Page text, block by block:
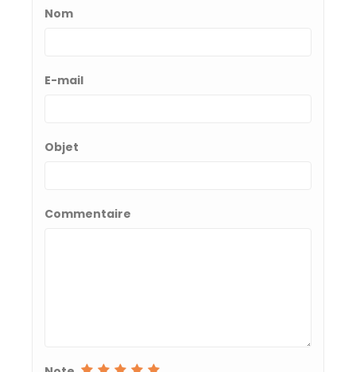
Nom
E-mail
Objet
Commentaire